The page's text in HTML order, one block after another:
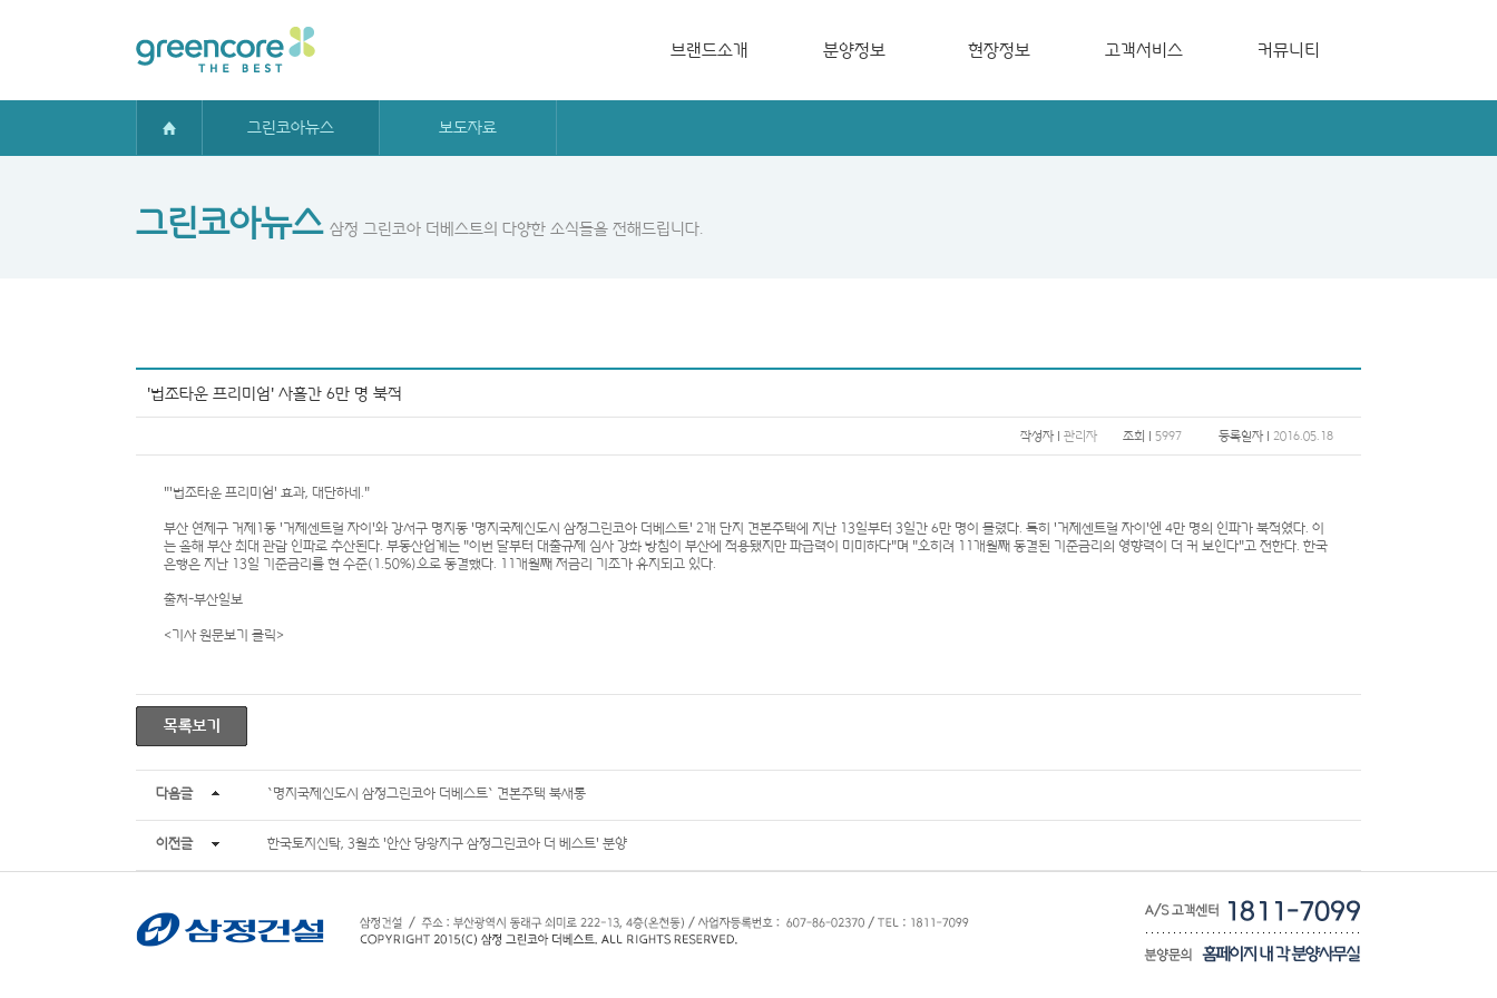
브랜드소개
QOL
Design Style
분양정보
분양중
현장정보
입주단지
고객서비스
사이버 신문고
커뮤니티
보도자료
그린코아뉴스 보도자료
그린코아뉴스 삼정 그린코아 더베스트의 다양한 소식들을 전해드립니다.
'법조타운 프리미엄' 사흘간 6만 명 북적
작성자 | 관리자 조회 | 5997 등록일자 | 2016.05.18
"'법조타운 프리미엄' 효과, 대단하네."
부산 연제구 거제1동 '거제센트럴 자이'와 강서구 명지동 '명지국제신도시 삼정그린코아 더베스트' 2개 단지 견본주택에 지난 13일부터 3일간 6만 명이 몰렸다. 특히 '거제센트럴 자이'엔 4만 명의 인파가 북적였다. 이
는 올해 부산 최대 관람 인파로 추산된다. 부동산업계는 "이번 달부터 대출규제 심사 강화 방침이 부산에 적용됐지만 파급력이 미미하다"며 "오히려 11개월째 동결된 기준금리의 영향력이 더 커 보인다"고 전한다. 한국
은행은 지난 13일 기준금리를 현 수준(1.50%)으로 동결했다. 11개월째 저금리 기조가 유지되고 있다.
출처-부산일보
<기사 원문보기 클릭>
다음글 `명지국제신도시 삼정그린코아 더베스트` 견본주택 북새통
이전글 한국토지신탁, 3월초 '안산 당왕지구 삼정그린코아 더 베스트' 분양